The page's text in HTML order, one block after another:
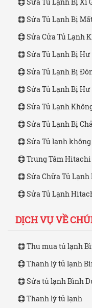
Sửa Tủ Lạnh Bị
Sửa Cửa Tủ Lạnh
Sửa Tủ Lạnh Bị
Sửa Tủ Lạnh Bị
Sửa Tủ Lạnh Bị
Sửa Tủ Lạnh
Sửa Tủ Lạnh Bị
Sửa Tủ lạnh
Trung Tâm Hitachi
Sửa Chữa Tủ
Sửa Tủ Lạnh
DỊCH VỤ VỀ
Thu mua tủ lạnh
Thanh lý tủ lạnh
Sửa tủ lạnh Bình
Thanh lý tủ lạnh